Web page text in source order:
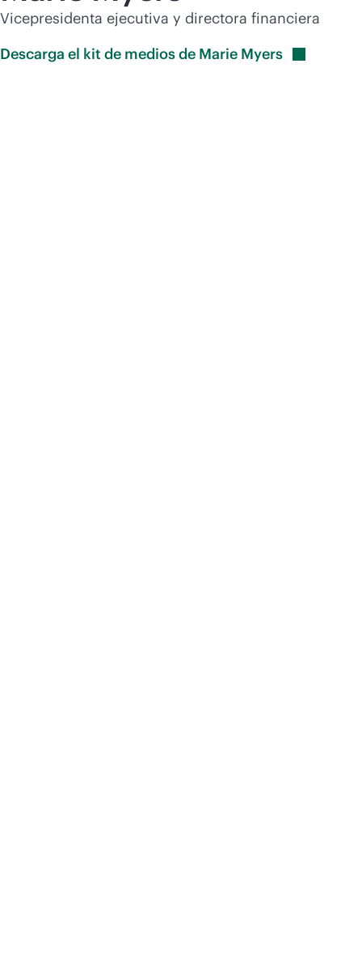
Comprar ahora
Vicepresidenta ejecutiva y directora financiera
Descarga el kit de medios de Marie Myers